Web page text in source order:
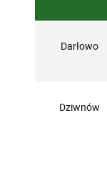
Darłowo
Dziwnów